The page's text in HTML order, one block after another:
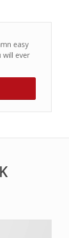
easy
will ever